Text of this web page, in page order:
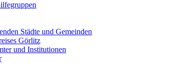
Städte und Gemeinden
Görlitz
und Institutionen